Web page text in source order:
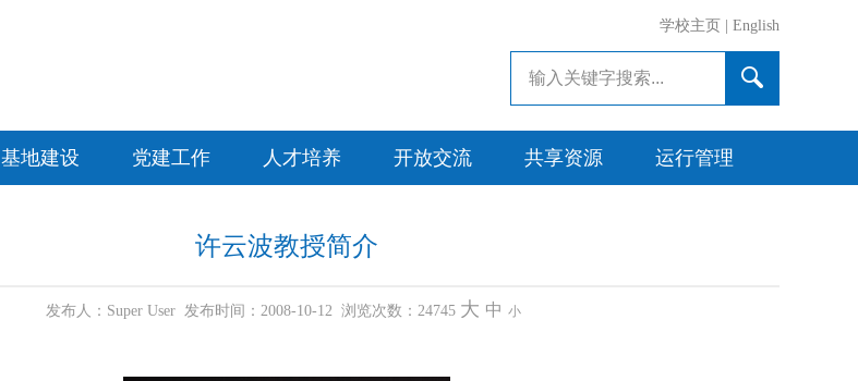
学校主页 English
基地建设 党建工作 人才培养 开放交流 共享资源 运行管理
许云波教授简介
发布人：Super User 发布时间：2008-10-12 浏览次数： 24745 大 中 小